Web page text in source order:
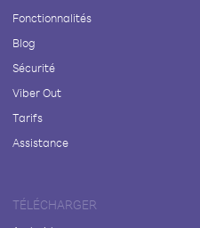
Fonctionnalités
Blog
Sécurité
Viber Out
Tarifs
Assistance
TÉLÉCHARGER